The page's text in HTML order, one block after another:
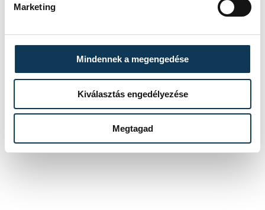
Marketing
Mindennek a megengedése
Kiválasztás engedélyezése
Megtagad